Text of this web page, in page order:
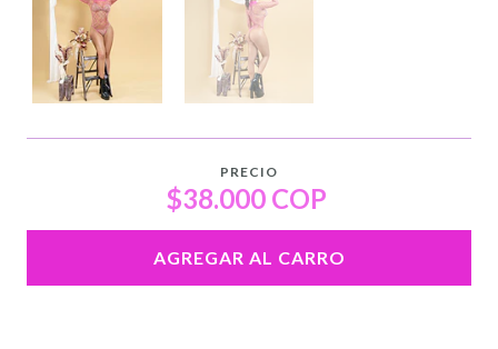
PRECIO
$38.000 COP
AGREGAR AL CARRO